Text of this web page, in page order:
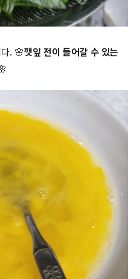
. 🌸깻잎 전이 들어갈 수 있는